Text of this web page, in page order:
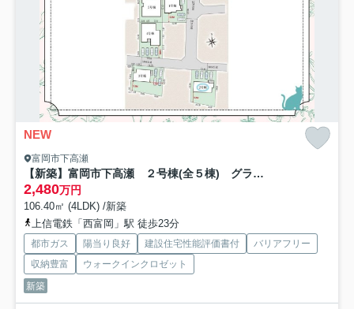
NEW
富岡市下高瀬
【新築】富岡市下高瀬 ２号棟(全５棟) グラファーレ 新築建売分譲
2,480万円
106.40㎡ (4LDK) /新築
上信電鉄「西富岡」駅 徒歩23分
都市ガス 陽当り良好 建設住宅性能評価書付
バリアフリー
収納豊富
ウォークインクロゼット
新築